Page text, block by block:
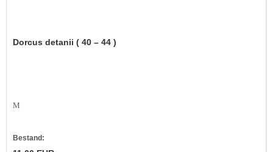
Dorcus detanii ( 40 – 44 )
M
Bestand: